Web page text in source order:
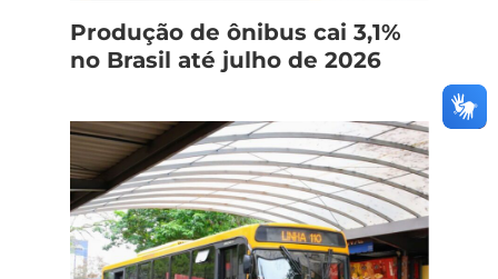
Produção de ônibus cai 3,1%
no Brasil até julho de 2026